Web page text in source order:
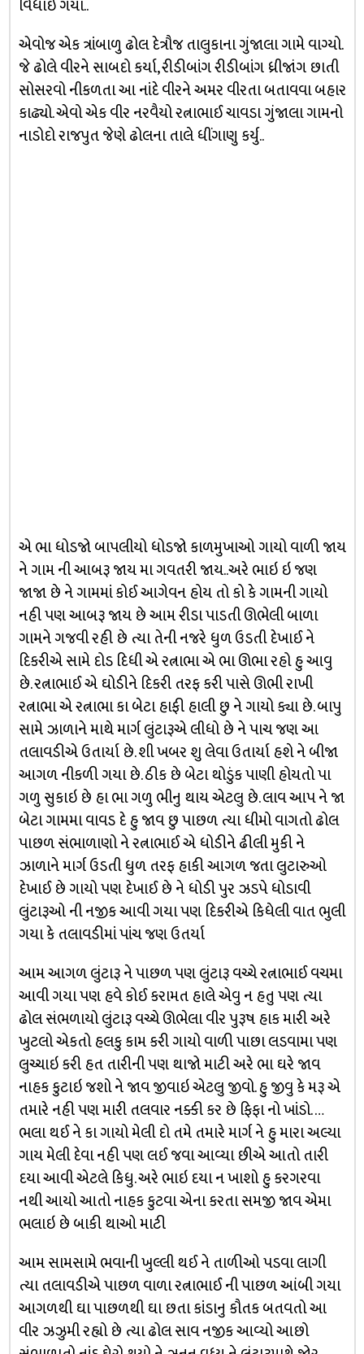
વિધાઇ ગયા..
એવોજ એક ત્રાંબાળુ ઢોલ દેત્રૌજ તાલુકાના ગુંજાલા ગામે વાગ્યો.
જે ઢોલે વીરને સાબદો કર્યા, રીડીબાંગ રીડીબાંગ ધ્રીજાંગ છાતી
સોસરવો નીકળતા આ નાંદે વીરને અમર વીરતા બતાવવા બહાર
કાઢ્યો. એવો એક વીર નરવૈયો રત્નાભાઈ ચાવડા ગુંજાલા ગામનો
નાડોદો રાજપુત જેણે ઢોલના તાલે ધીંગાણુ કર્યુ..
એ ભા ધોડજો બાપલીયો ધોડજો કાળમુખાઓ ગાયો વાળી જાય
ને ગામ ની આબરૂ જાય મા ગવતરી જાય..અરે ભાઇ ઇ જણ
જાજા છે ને ગામમાં કોઈ આગેવન હોય તો કો કે ગામની ગાયો
નહી પણ આબરૂ જાય છે આમ રીડા પાડતી ઊભેલી બાળા
ગામને ગજવી રહી છે ત્યા તેની નજરે ધુળ ઉડતી દેખાઈ ને
દિકરીએ સામે દોડ દિધી એ રત્નાભા એ ભા ઊભા રહો હુ આવુ
છે. રત્નાભાઈ એ ઘોડીને દિકરી તરફ કરી પાસે ઊભી રાખી
રત્નાભા એ રત્નાભા કા બેટા હાફી હાલી છુ ને ગાયો ક્યા છે. બાપુ
સામે ઝાળાને માથે માર્ગ લુંટારૂએ લીધો છે ને પાચ જણ આ
તલાવડીએ ઉતાર્યા છે. શી ખબર શુ લેવા ઉતાર્યા હશે ને બીજા
આગળ નીકળી ગયા છે. ઠીક છે બેટા થોડુંક પાણી હોયતો પા
ગળુ સુકાઇ છે હા ભા ગળુ ભીનુ થાય એટલુ છે. લાવ આપ ને જા
બેટા ગામમા વાવડ દે હુ જાવ છુ પાછળ ત્યા ધીમો વાગતો ઢોલ
પાછળ સંભાળાણો ને રત્નાભાઈ એ ધોડીને ઢીલી મુકી ને
ઝાળાને માર્ગ ઉડતી ધુળ તરફ હાકી આગળ જતા લુટારુઓ
દેખાઈ છે ગાયો પણ દેખાઈ છે ને ધોડી પુર ઝડપે ધોડાવી
લુંટારૂઓ ની નજીક આવી ગયા પણ દિકરીએ કિધેલી વાત ભુલી
ગયા કે તલાવડીમાં પાંચ જણ ઉતર્યા
આમ આગળ લુંટારૂ ને પાછળ પણ લુંટારૂ વચ્ચે રત્નાભાઈ વચમા
આવી ગયા પણ હવે કોઈ કરામત હાલે એવુ ન હતુ પણ ત્યા
ઢોલ સંભળાયો લુંટારૂ વચ્ચે ઊભેલા વીર પુરૂષ હાક મારી અરે
ખુટલો એકતો હલકુ કામ કરી ગાયો વાળી પાછા લડવામા પણ
લુચ્ચાઇ કરી હત તારીની પણ થાજો માટી અરે ભા ઘરે જાવ
નાહક કુટાઇ જશો ને જાવ જીવાઇ એટલુ જીવો. હુ જીવુ કે મરૂ એ
તમારે નહી પણ મારી તલવાર નક્કી કર છે ફિફા નો ખાંડો. …
ભલા થઈ ને કા ગાયો મેલી દો તમે તમારે માર્ગ ને હુ મારા અલ્યા
ગાય મેલી દેવા નહી પણ લઈ જવા આવ્યા છીએ આતો તારી
દયા આવી એટલે કિધુ. અરે ભાઇ દયા ન ખાશો હુ કરગરવા
નથી આયો આતો નાહક કુટવા એના કરતા સમજી જાવ એમા
ભલાઇ છે બાકી થાઓ માટી
આમ સામસામે ભવાની ખુલ્લી થઈ ને તાળીઓ પડવા લાગી
ત્યા તલાવડીએ પાછળ વાળા રત્નાભાઈ ની પાછળ આંબી ગયા
આગળથી ઘા પાછળથી ઘા છતા કાંડાનુ કૌતક બતવતો આ
વીર ઝઝુમી રહ્યો છે ત્યા ઢોલ સાવ નજીક આવ્યો આછો